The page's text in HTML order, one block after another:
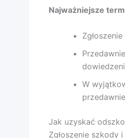
Najważniejsze
W
Jak uzyskać
Zgłoszenie szkody